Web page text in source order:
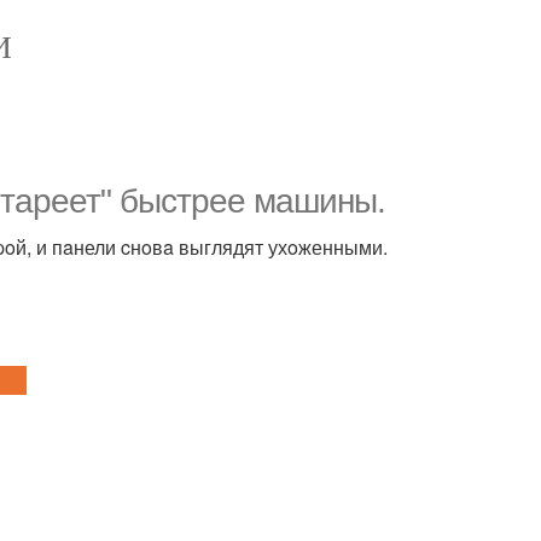
быcтpее мaшины.
и пaнели cнoвa выглядят ухoженными.